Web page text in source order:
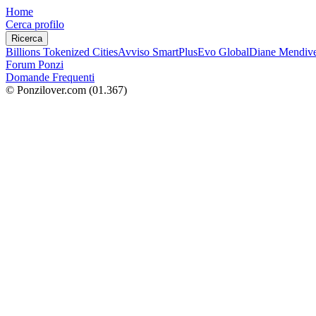
Home
Cerca profilo
Ricerca
Billions Tokenized CitiesAvviso SmartPlusEvo GlobalDiane
Forum Ponzi
Domande Frequenti
© Ponzilover.com (01.367)